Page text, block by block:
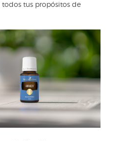
todos tus propósitos de